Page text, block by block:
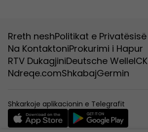
Rreth neshPolitikat e Privatësisë
Na KontaktoniProkurimi i Hapur
RTV DukagjiniDeutsche WelleICK
Ndreqe.comShkabajGermin
Shkarkoje aplikacionin e Telegrafit